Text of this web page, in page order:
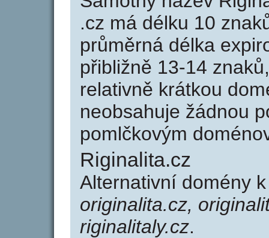
.cz má délku 10
průměrná délka
přibližně 13-14
relativně krátkou
neobsahuje žádnou
pomlčkovým
Riginalita.cz
Alternativní domény
originalita.cz,
riginalitaly.cz.